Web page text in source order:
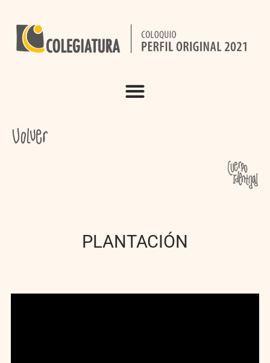
PLANTACIÓN